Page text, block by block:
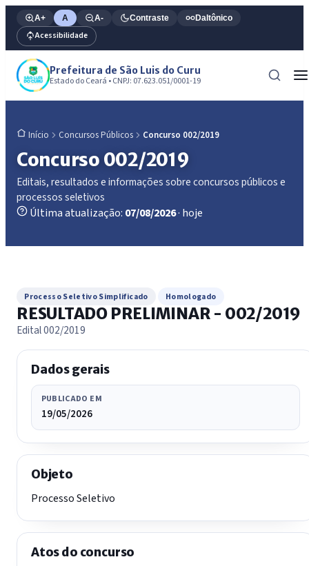
A+ A A- Contraste Daltônico
Acessibilidade
Prefeitura de São Luis do Curu
Estado do Ceará • CNPJ: 07.623.051/0001-19
Início Concursos Públicos Concurso 002/2019
Concurso 002/2019
Editais, resultados e informações sobre concursos públicos e
processos seletivos
Última atualização: 07/08/2026· hoje
Processo Seletivo Simplificado Homologado
RESULTADO PRELIMINAR - 002/2019
Edital 002/2019
Dados gerais
PUBLICADO EM
19/05/2026
Objeto
Processo Seletivo
Atos do concurso